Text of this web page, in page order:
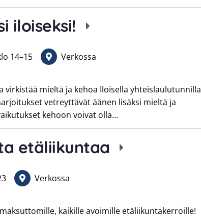
iloiseksi!
14–15 Verkossa
virkistää mieltä ja kehoa Iloisella yhteislaulutunnilla
vetreyttävät äänen lisäksi mieltä ja
kehoon voivat olla…
etäliikuntaa
Verkossa
kaikille avoimille etäliikuntakerroille!